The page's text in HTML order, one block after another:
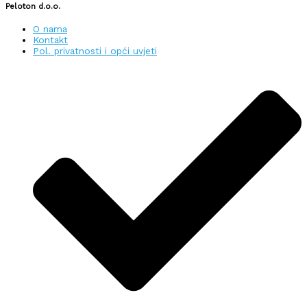
Peloton d.o.o.
O nama
Kontakt
Pol. privatnosti i opći uvjeti